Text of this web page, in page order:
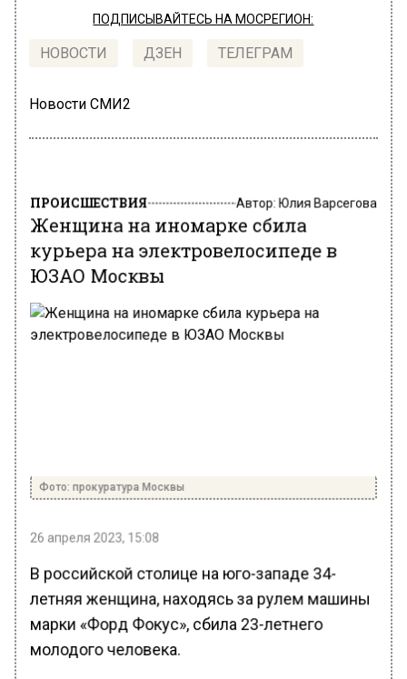
ПОДПИСЫВАЙТЕСЬ НА МОСРЕГИОН:
НОВОСТИ ДЗЕН ТЕЛЕГРАМ
Новости СМИ2
ПРОИСШЕСТВИЯ Автор: Юлия Варсегова
Женщина на иномарке сбила
курьера на электровелосипеде в
ЮЗАО Москвы
Фото: прокуратура Москвы
26 апреля 2023, 15:08
В российской столице на юго-западе 34-
летняя женщина, находясь за рулем машины
марки «Форд Фокус», сбила 23-летнего
молодого человека.